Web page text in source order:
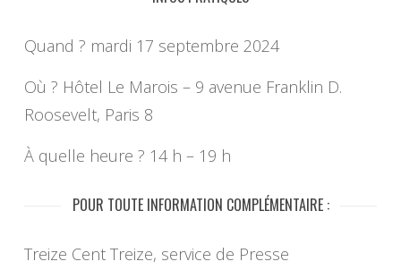
Quand ? mardi 17 septembre 2024
Où ? Hôtel Le Marois – 9 avenue Franklin D.
Roosevelt, Paris 8
À quelle heure ? 14 h – 19 h
POUR TOUTE INFORMATION COMPLÉMENTAIRE :
Treize Cent Treize, service de Presse